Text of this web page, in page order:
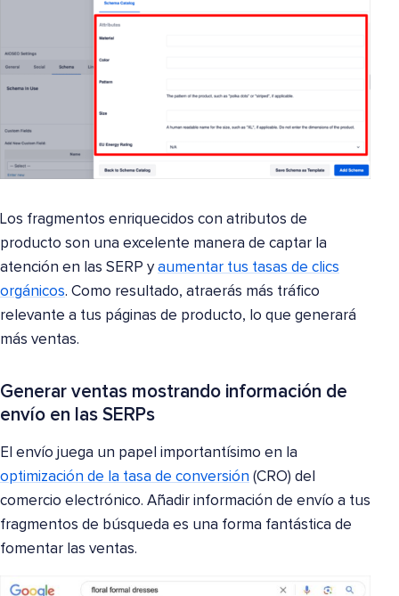
Los fragmentos enriquecidos con atributos de
producto son una excelente manera de captar la
atención en las SERP y aumentar tus tasas de clics
orgánicos. Como resultado, atraerás más tráfico
relevante a tus páginas de producto, lo que generará
más ventas.
Generar ventas mostrando información de
envío en las SERPs
El envío juega un papel importantísimo en la
optimización de la tasa de conversión (CRO) del
comercio electrónico. Añadir información de envío a tus
fragmentos de búsqueda es una forma fantástica de
fomentar las ventas.